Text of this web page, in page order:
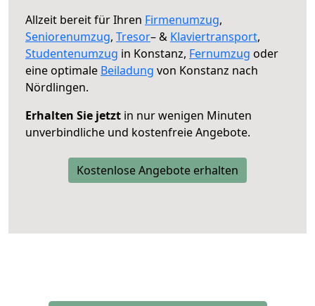
Allzeit bereit für Ihren Firmenumzug,
Seniorenumzug, Tresor– & Klaviertransport,
Studentenumzug in Konstanz, Fernumzug oder
eine optimale Beiladung von Konstanz nach
Nördlingen.
Erhalten Sie jetzt in nur wenigen Minuten
unverbindliche und kostenfreie Angebote.
Kostenlose Angebote erhalten